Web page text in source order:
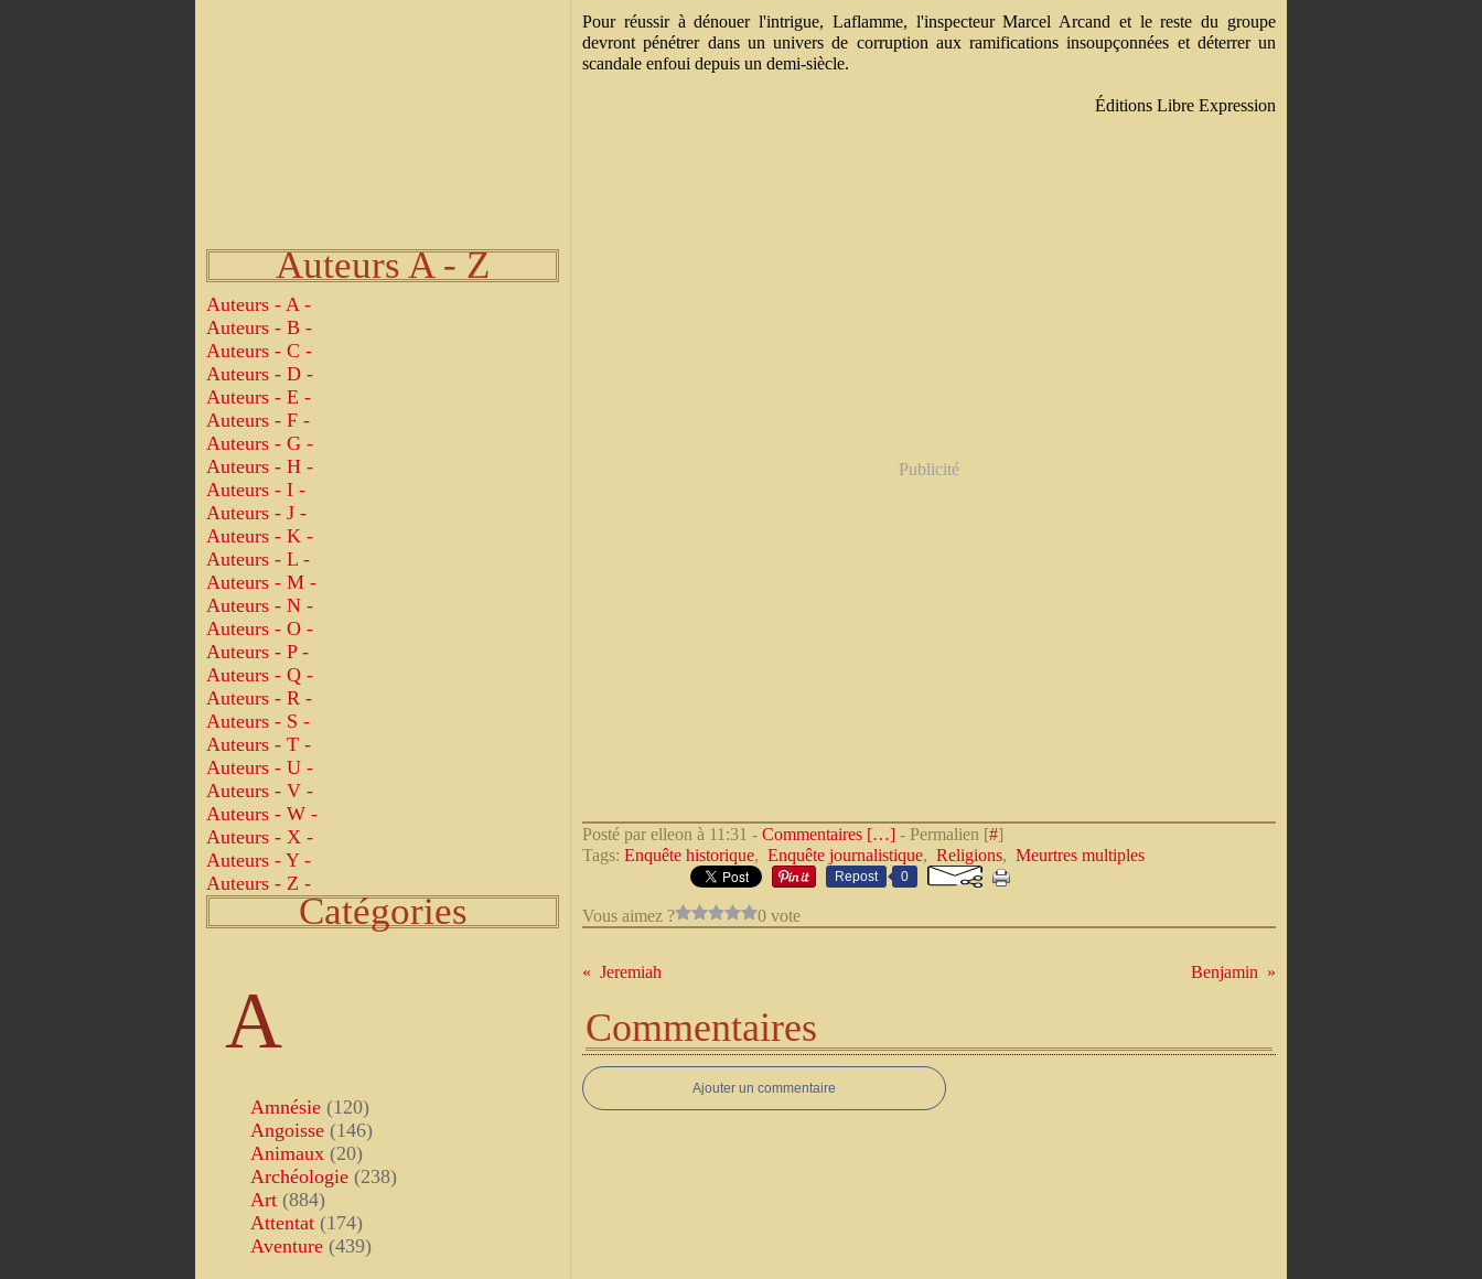
Auteurs A - Z
Auteurs - A -
Auteurs - B -
Auteurs - C -
Auteurs - D -
Auteurs - E -
Auteurs - F -
Auteurs - G -
Auteurs - H -
Auteurs - I -
Auteurs - J -
Auteurs - K -
Auteurs - L -
Auteurs - M -
Auteurs - N -
Auteurs - O -
Auteurs - P -
Auteurs - Q -
Auteurs - R -
Auteurs - S -
Auteurs - T -
Auteurs - U -
Auteurs - V -
Auteurs - W -
Auteurs - X -
Auteurs - Y -
Auteurs - Z -
Catégories
A
Amnésie (120)
Angoisse (146)
Animaux (20)
Archéologie (238)
Art (884)
Attentat (174)
Aventure (439)
Pour réussir à dénouer l'intrigue, Laflamme, l'inspecteur Marcel Arcand et le reste du groupe
devront pénétrer dans un univers de corruption aux ramifications insoupçonnées et déterrer un
scandale enfoui depuis un demi-siècle.
Éditions Libre Expression
Publicité
Posté par elleon à 11:31 - Commentaires […] - Permalien [#]
Tags: Enquête historique, Enquête journalistique, Religions, Meurtres multiples
Repost 0
Vous aimez ? 0 vote
Jeremiah Benjamin
Commentaires
Ajouter un commentaire